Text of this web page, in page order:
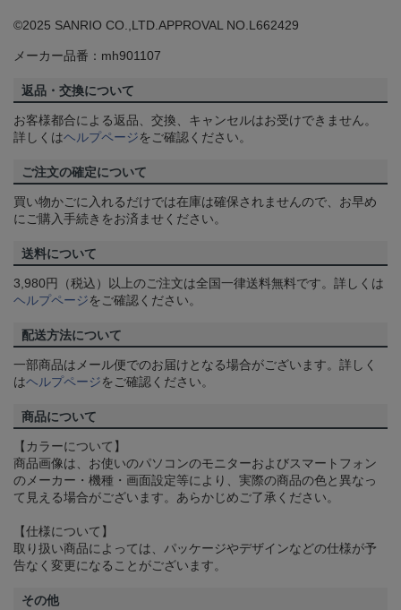
©2025 SANRIO CO.,LTD.APPROVAL NO.L662429
メーカー品番：mh901107
返品・交換について
お客様都合による返品、交換、キャンセルはお受けできません。
詳しくはヘルプページをご確認ください。
ご注文の確定について
買い物かごに入れるだけでは在庫は確保されませんので、お早め
にご購入手続きをお済ませください。
送料について
3,980円（税込）以上のご注文は全国一律送料無料です。詳しくは
ヘルプページをご確認ください。
配送方法について
一部商品はメール便でのお届けとなる場合がございます。詳しく
はヘルプページをご確認ください。
商品について
【カラーについて】
商品画像は、お使いのパソコンのモニターおよびスマートフォン
のメーカー・機種・画面設定等により、実際の商品の色と異なっ
て見える場合がございます。あらかじめご了承ください。
【仕様について】
取り扱い商品によっては、パッケージやデザインなどの仕様が予
告なく変更になることがございます。
その他